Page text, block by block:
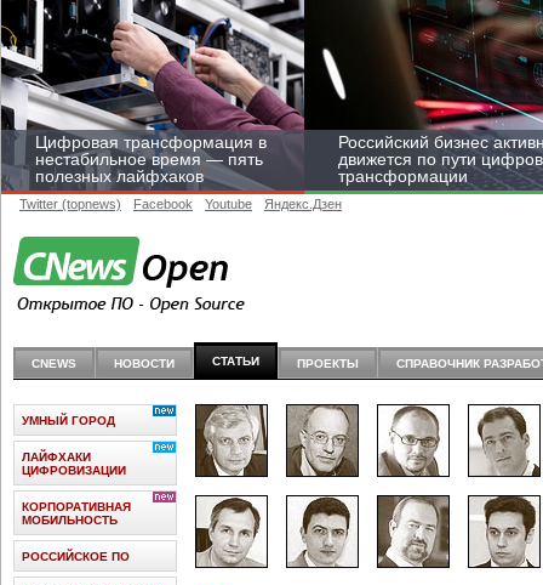
Цифровая трансформация в
нестабильное время — пять
полезных лайфхаков
Российский бизнес
движется по пути
трансформации
цифровизироваться со
скоростью крупных
Twitter (topnews) Facebook Youtube Яндекс.Дзен
CNEWS НОВОСТИ СТАТЬИ ПРОЕКТЫ СПРАВОЧНИК
УМНЫЙ ГОРОД
ЛАЙФХАКИ
ЦИФРОВИЗАЦИИ
КОРПОРАТИВНАЯ
МОБИЛЬНОСТЬ
РОССИЙСКОЕ ПО